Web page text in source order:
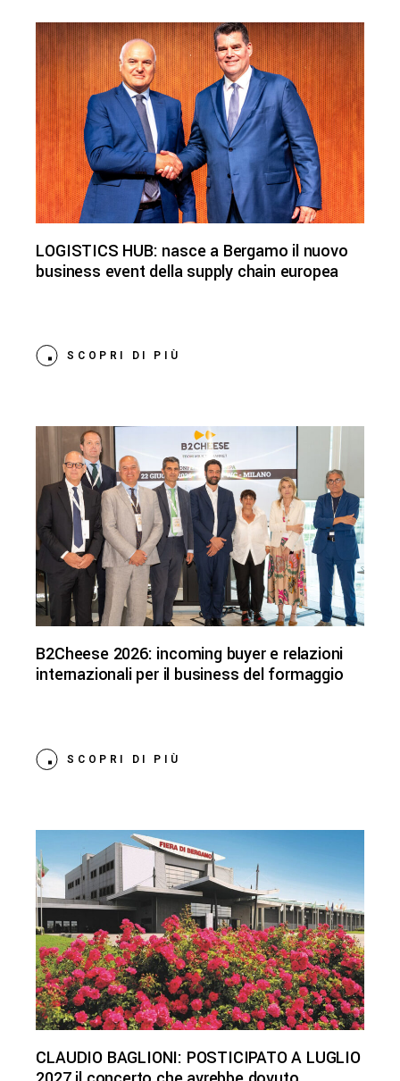
LOGISTICS HUB: nasce a Bergamo il nuovo
business event della supply chain europea
SCOPRI DI PIÙ
B2Cheese 2026: incoming buyer e relazioni
internazionali per il business del formaggio
SCOPRI DI PIÙ
CLAUDIO BAGLIONI: POSTICIPATO A LUGLIO